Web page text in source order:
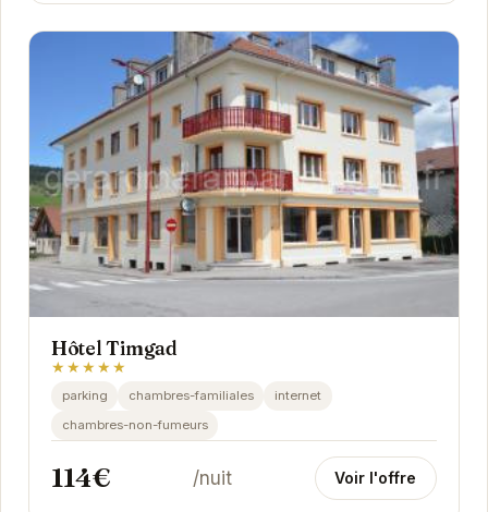
Hôtel Timgad
★★★★★
parking chambres-familiales
internet
chambres-non-fumeurs
114€ /nuit Voir l'offre